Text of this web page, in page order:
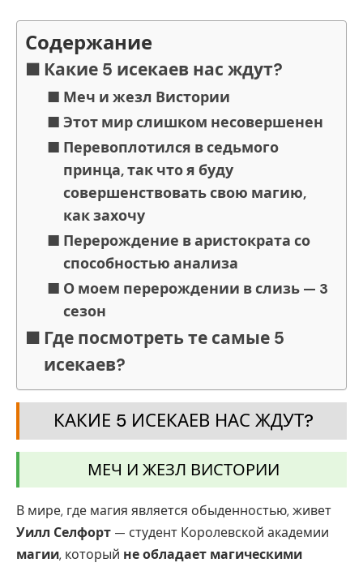
Содержание
Какие 5 исекаев нас ждут?
Меч и жезл Вистории
Этот мир слишком несовершенен
Перевоплотился в седьмого
принца, так что я буду
совершенствовать свою магию,
как захочу
Перерождение в аристократа со
способностью анализа
О моем перерождении в слизь — 3
сезон
Где посмотреть те самые 5
исекаев?
КАКИЕ 5 ИСЕКАЕВ НАС ЖДУТ?
МЕЧ И ЖЕЗЛ ВИСТОРИИ
В мире, где магия является обыденностью, живет
Уилл Селфорт — студент Королевской академии
магии, который не обладает магическими